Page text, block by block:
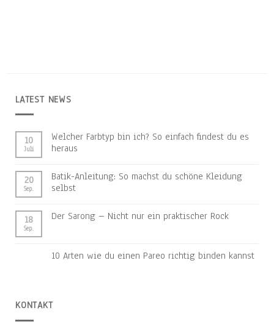
LATEST NEWS
10
Juli
Welcher Farbtyp bin ich? So einfach findest du es
heraus
20
Sep.
Batik-Anleitung: So machst du schöne Kleidung
selbst
18
Sep.
Der Sarong – Nicht nur ein praktischer Rock
10 Arten wie du einen Pareo richtig binden kannst
KONTAKT